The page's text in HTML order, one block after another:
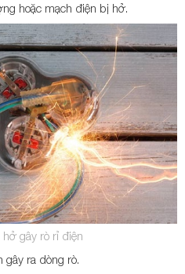
hoặc mạch điện bị hở.
gây rò rỉ điện
gây ra dòng rò.